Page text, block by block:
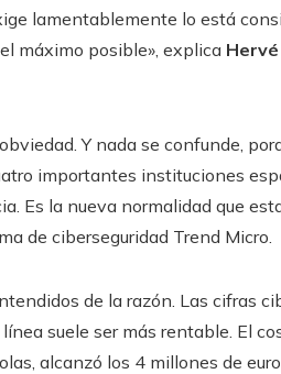
lamentablemente lo está
máximo posible», explica
Y nada se confunde,
importantes instituciones
Es la nueva normalidad que
de ciberseguridad Trend Micro.
de la razón. Las cifras
suele ser más rentable. El
alcanzó los 4 millones de